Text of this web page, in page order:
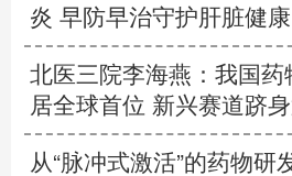
炎 早防早治守护肝脏健康
北医三院李海燕：我国药
居全球首位 新兴赛道跻
从“脉冲式激活”的药物研